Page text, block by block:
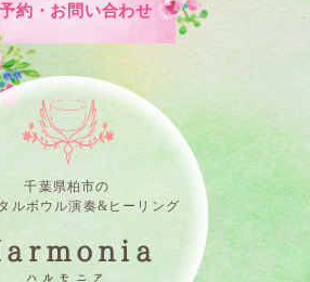
約・お問い合わせ
千葉県柏市の
ルボウル演奏&ヒーリング
ハルモニア